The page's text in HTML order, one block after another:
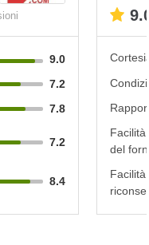
9.0
7.2
7.8
7.2
8.4
del